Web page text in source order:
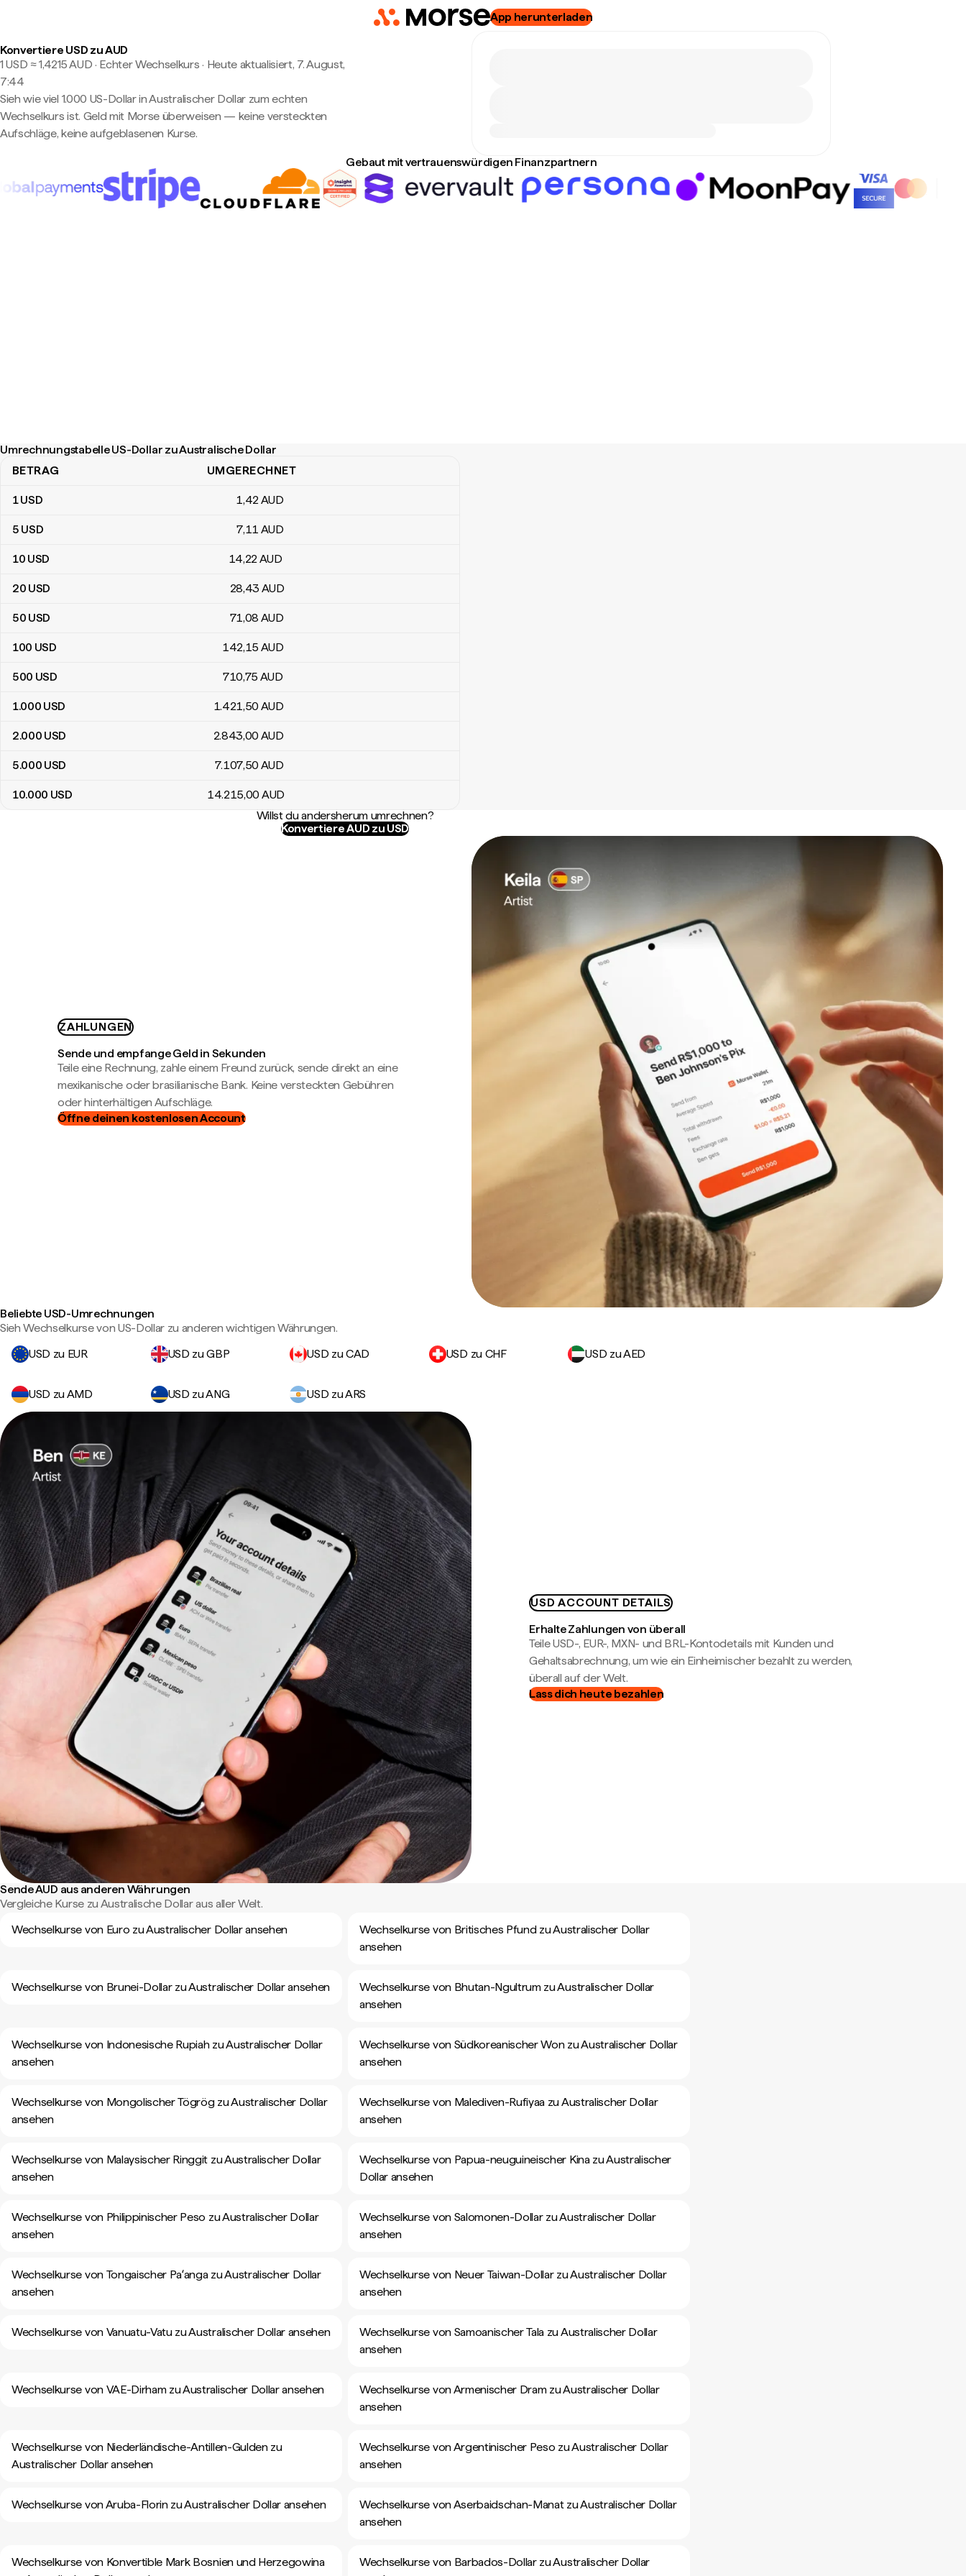
App herunterladen
Konvertiere USD zu AUD
1 USD ≈ 1,4215 AUD · Echter Wechselkurs · Heute aktualisiert, 7. August,
7:44
Sieh wie viel 1.000 US-Dollar in Australischer Dollar zum echten
Wechselkurs ist. Geld mit Morse überweisen — keine versteckten
Aufschläge, keine aufgeblasenen Kurse.
Gebaut mit vertrauenswürdigen Finanzpartnern
Umrechnungstabelle US-Dollar zu Australische Dollar
Umrechnungstabelle US-Dollar zu Australische Dollar
BETRAG UMGERECHNET
1USD 1,42AUD
5 USD 7,11 AUD
10 USD 14,22AUD
20 USD 28,43 AUD
50 USD 71,08 AUD
100 USD 142,15 AUD
500 USD 710,75 AUD
1.000 USD 1.421,50 AUD
2.000 USD 2.843,00 AUD
5.000 USD 7.107,50 AUD
10.000 USD 14.215,00 AUD
Willst du andersherum umrechnen?
Konvertiere AUD zu USD
ZAHLUNGEN
Sende und empfange Geld in Sekunden
Teile eine Rechnung, zahle einem Freund zurück, sende direkt an eine
mexikanische oder brasilianische Bank. Keine versteckten Gebühren
oder hinterhältigen Aufschläge.
Öffne deinen kostenlosen Account
Beliebte USD-Umrechnungen
Sieh Wechselkurse von US-Dollar zu anderen wichtigen Währungen.
USD zu EUR
USD zu GBP USD zu CAD USD zu CHF USD zu AED
USD zu AMD USD zu ANG USD zu ARS
USD ACCOUNT DETAILS
Erhalte Zahlungen von überall
Teile USD-, EUR-, MXN- und BRL-Kontodetails mit Kunden und
Gehaltsabrechnung, um wie ein Einheimischer bezahlt zu werden,
überall auf der Welt.
Lass dich heute bezahlen
Sende AUD aus anderen Währungen
Vergleiche Kurse zu Australische Dollar aus aller Welt.
Wechselkurse von Euro zu Australischer Dollar ansehen
Wechselkurse von Britisches Pfund zu Australischer Dollar
ansehen
Wechselkurse von Brunei-Dollar zu Australischer Dollar ansehen
Wechselkurse von Bhutan-Ngultrum zu Australischer Dollar
ansehen
Wechselkurse von Indonesische Rupiah zu Australischer Dollar
ansehen
Wechselkurse von Südkoreanischer Won zu Australischer Dollar
ansehen
Wechselkurse von Mongolischer Tögrög zu Australischer Dollar
ansehen
Wechselkurse von Malediven-Rufiyaa zu Australischer Dollar
ansehen
Wechselkurse von Malaysischer Ringgit zu Australischer Dollar
ansehen
Wechselkurse von Papua-neuguineischer Kina zu Australischer
Dollar ansehen
Wechselkurse von Philippinischer Peso zu Australischer Dollar
ansehen
Wechselkurse von Salomonen-Dollar zu Australischer Dollar
ansehen
Wechselkurse von Tongaischer Paʻanga zu Australischer Dollar
ansehen
Wechselkurse von Neuer Taiwan-Dollar zu Australischer Dollar
ansehen
Wechselkurse von Vanuatu-Vatu zu Australischer Dollar ansehen
Wechselkurse von Samoanischer Tala zu Australischer Dollar
ansehen
Wechselkurse von VAE-Dirham zu Australischer Dollar ansehen
Wechselkurse von Armenischer Dram zu Australischer Dollar
ansehen
Wechselkurse von Niederländische-Antillen-Gulden zu
Australischer Dollar ansehen
Wechselkurse von Argentinischer Peso zu Australischer Dollar
ansehen
Wechselkurse von Aruba-Florin zu Australischer Dollar ansehen
Wechselkurse von Aserbaidschan-Manat zu Australischer Dollar
ansehen
Wechselkurse von Konvertible Mark Bosnien und Herzegowina
Wechselkurse von Barbados-Dollar zu Australischer Dollar